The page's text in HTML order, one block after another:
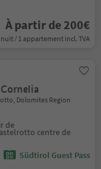
À partir de 200€
nuit / 1 appartement incl. TVA
Dolomites Region
de
centre de
Südtirol Guest Pass